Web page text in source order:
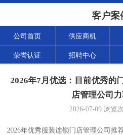
客户案
公司首页 供应商机
荣誉认证 招聘中心
2026年7月优选：目前优秀的
店管理公司
2026-07-09 浏览
2026年优秀服装连锁门店管理公司推